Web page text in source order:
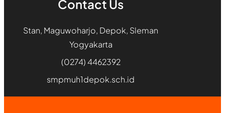
Contact Us
Stan, Maguwoharjo, Depok, Sleman
Yogyakarta
(0274) 4462392
smpmuh1depok.sch.id